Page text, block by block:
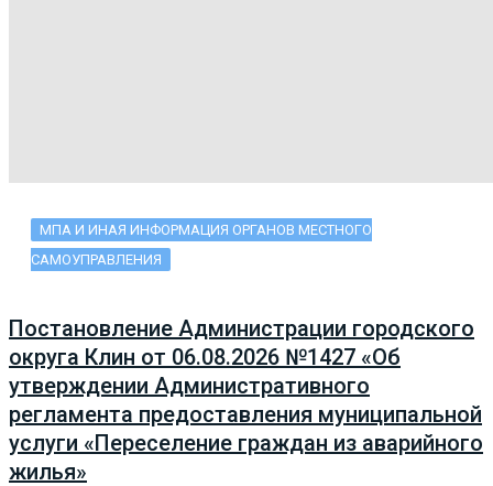
МПА И ИНАЯ ИНФОРМАЦИЯ ОРГАНОВ МЕСТНОГО
САМОУПРАВЛЕНИЯ
Постановление Администрации городского
округа Клин от 06.08.2026 №1427 «Об
утверждении Административного
регламента предоставления муниципальной
услуги «Переселение граждан из аварийного
жилья»